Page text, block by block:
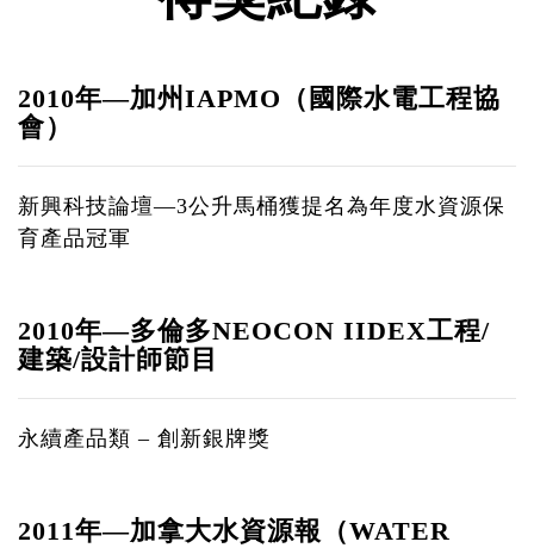
2010年—加州IAPMO（國際水電工程協
會）
新興科技論壇—3公升馬桶獲提名為年度水資源保
育產品冠軍
2010年—多倫多NEOCON IIDEX工程/
建築/設計師節目
永續產品類 – 創新銀牌獎
2011年—加拿大水資源報（WATER